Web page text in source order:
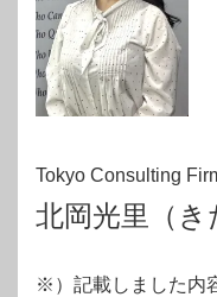
Tokyo Consulting
北岡光里（き
※）記載しました内